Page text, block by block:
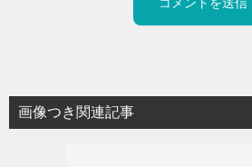
画像つき関連記事